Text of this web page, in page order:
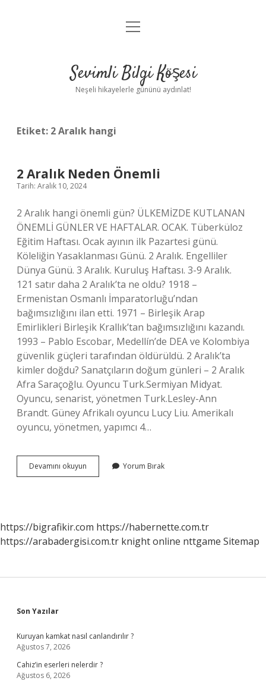
Anasayfa
Yasal Uyarı
menüyü
Sevimli Bilgi Köşesi
Neşeli hikayelerle gününü aydınlat!
Etiket: 2 Aralık hangi
2 Aralık Neden Önemli
Tarih: Aralık 10, 2024
2 Aralık hangi önemli gün? ÜLKEMİZDE KUTLANAN
ÖNEMLİ GÜNLER VE HAFTALAR. OCAK. Tüberküloz
Eğitim Haftası. Ocak ayının ilk Pazartesi günü.
Köleliğin Yasaklanması Günü. 2 Aralık. Engelliler
Dünya Günü. 3 Aralık. Kuruluş Haftası. 3-9 Aralık.
121 satır daha 2 Aralık’ta ne oldu? 1918 –
Ermenistan Osmanlı İmparatorluğu’ndan
bağımsızlığını ilan etti. 1971 – Birleşik Arap
Emirlikleri Birleşik Krallık’tan bağımsızlığını kazandı.
1993 – Pablo Escobar, Medellín’de DEA ve Kolombiya
güvenlik güçleri tarafından öldürüldü. 2 Aralık’ta
kimler doğdu? Sanatçıların doğum günleri – 2 Aralık
Afra Saraçoğlu. Oyuncu Turk.Sermiyan Midyat.
Oyuncu, senarist, yönetmen Turk.Lesley-Ann
Brandt. Güney Afrikalı oyuncu Lucy Liu. Amerikalı
oyuncu, yönetmen, yapımcı 4…
Devamını okuyun
Aralık
Yorum Bırak
https://bigrafikir.com https://habernette.com.tr
https://arabadergisi.com.tr knight online nttgame Sitemap
Sidebar
Son Yazılar
Kuruyan kamkat nasıl canlandırılır ?
Ağustos 7, 2026
Cahiz’in eserleri nelerdir ?
Ağustos 6, 2026